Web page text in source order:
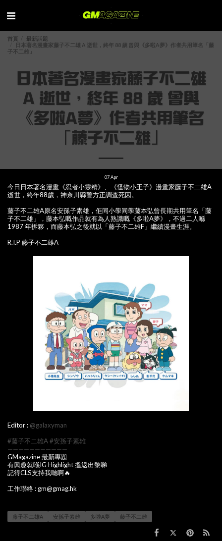
首頁
最新話題
日本著名漫畫家藤子不二雄 A 逝世，終年 88 歲 曾與《多啦A夢》作者共用筆名「藤
子不二雄」
日本著名漫畫家藤子不二雄
A 逝世，終年 88 歲 曾與
《多啦A夢》作者共用筆名
「藤子不二雄」
07Apr
今日日本著名漫畫《忍者小靈精》、《怪物小王子》漫畫家藤子不二雄A
逝世，終年88歲，神奈川縣警方正調查死因。
藤子不二雄A原名安孫子素雄，佢同小學同學藤本弘曾長期共用筆名「藤
子不二雄」，藤本弘嘅作品就有為人熟識嘅《多啦A夢》，不過二人喺
1987 年拆夥，而藤本弘之後就以「藤子不二雄F」繼續漫畫生涯。
R.I.P 藤子不二雄A
Editor : @galaxyman
#藤子不二雄A#安孫子素雄
———————————
GMagazine 最新專題
有興趣就喺IG Highlight 搵返出黎睇
記得CLS支持我哋啊🔥
工作聯絡 : gm@gmag.hk
藤子不二雄A 安孫子素雄 多啦A夢 藤子不二雄